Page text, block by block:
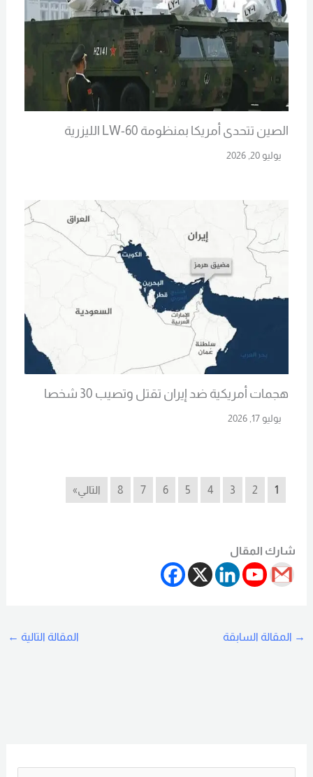
الصين تتحدى أمريكا بمنظومة LW-60 الليزرية
يوليو 20, 2026
هجمات أمريكية ضد إيران تقتل وتصيب 30 شخصا
يوليو 17, 2026
1
2
3
4
5
6
7
8 التالي»
شارك المقال
→المقالة السابقة المقالة التالية ←